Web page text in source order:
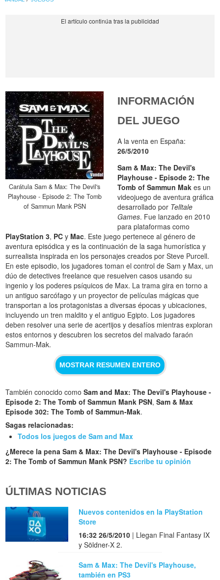
Carátula Sam & Max: The Devil's
Playhouse - Episode 2: The Tomb
of Sammun Mank PSN
INFORMACIÓN
DEL JUEGO
A la venta en España:
26/5/2010
Sam & Max: The Devil's
Playhouse - Episode 2: The
Tomb of Sammun Mak es un
videojuego de aventura gráfica
desarrollado por Telltale
Games. Fue lanzado en 2010
para plataformas como
PlayStation 3, PC y Mac. Este juego pertenece al género de
aventura episódica y es la continuación de la saga humorística y
surrealista inspirada en los personajes creados por Steve Purcell.
En este episodio, los jugadores toman el control de Sam y Max, un
dúo de detectives freelance que resuelven casos usando su
ingenio y los poderes psíquicos de Max. La trama gira en torno a
un antiguo sarcófago y un proyector de películas mágicas que
transportan a los protagonistas a diversas épocas y ubicaciones,
incluyendo un tren maldito y el antiguo Egipto. Los jugadores
deben resolver una serie de acertijos y desafíos mientras exploran
estos entornos y descubren los secretos del malvado faraón
Sammun-Mak.
MOSTRAR RESUMEN ENTERO
También conocido comoSam and Max: The Devil's Playhouse -
Episode 2: The Tomb of Sammun Mank PSN,Sam & Max
Episode 302: The Tomb of Sammun-Mak.
Sagas relacionadas:
Todos los juegos de Sam and Max
¿Merece la pena Sam & Max: The Devil's Playhouse - Episode
2: The Tomb of Sammun Mank PSN? Escribe tu opinión
ÚLTIMAS NOTICIAS
Nuevos contenidos en la PlayStation
Store
16:32 26/5/2010 | Llegan Final Fantasy IX
y Söldner-X 2.
Sam & Max: The Devil's Playhouse,
también en PS3